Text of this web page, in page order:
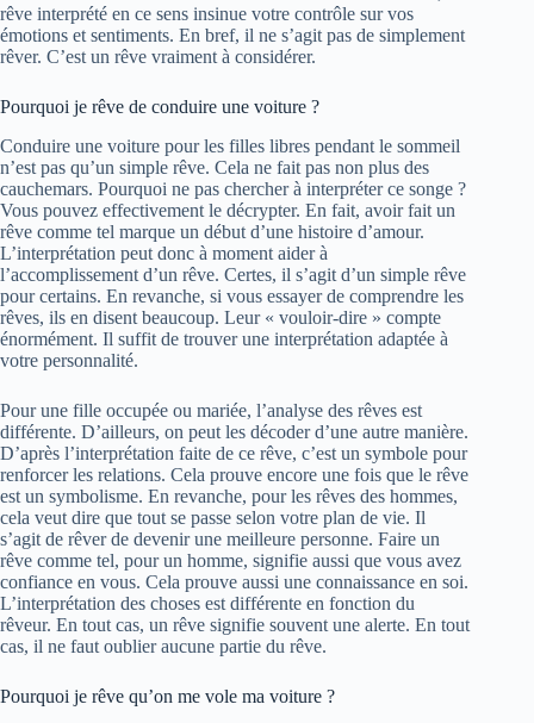
rêve interprété en ce sens insinue votre contrôle sur vos
émotions et sentiments. En bref, il ne s’agit pas de simplement
rêver. C’est un rêve vraiment à considérer.
Pourquoi je rêve de conduire une voiture ?
Conduire une voiture pour les filles libres pendant le sommeil
n’est pas qu’un simple rêve. Cela ne fait pas non plus des
cauchemars. Pourquoi ne pas chercher à interpréter ce songe ?
Vous pouvez effectivement le décrypter. En fait, avoir fait un
rêve comme tel marque un début d’une histoire d’amour.
L’interprétation peut donc à moment aider à
l’accomplissement d’un rêve. Certes, il s’agit d’un simple rêve
pour certains. En revanche, si vous essayer de comprendre les
rêves, ils en disent beaucoup. Leur « vouloir-dire » compte
énormément. Il suffit de trouver une interprétation adaptée à
votre personnalité.
Pour une fille occupée ou mariée, l’analyse des rêves est
différente. D’ailleurs, on peut les décoder d’une autre manière.
D’après l’interprétation faite de ce rêve, c’est un symbole pour
renforcer les relations. Cela prouve encore une fois que le rêve
est un symbolisme. En revanche, pour les rêves des hommes,
cela veut dire que tout se passe selon votre plan de vie. Il
s’agit de rêver de devenir une meilleure personne. Faire un
rêve comme tel, pour un homme, signifie aussi que vous avez
confiance en vous. Cela prouve aussi une connaissance en soi.
L’interprétation des choses est différente en fonction du
rêveur. En tout cas, un rêve signifie souvent une alerte. En tout
cas, il ne faut oublier aucune partie du rêve.
Pourquoi je rêve qu’on me vole ma voiture ?